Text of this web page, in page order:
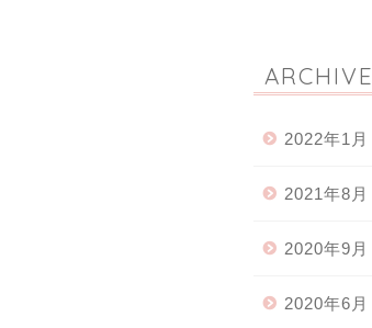
ARCHIVE
2022年1月
2021年8月
2020年9月
2020年6月